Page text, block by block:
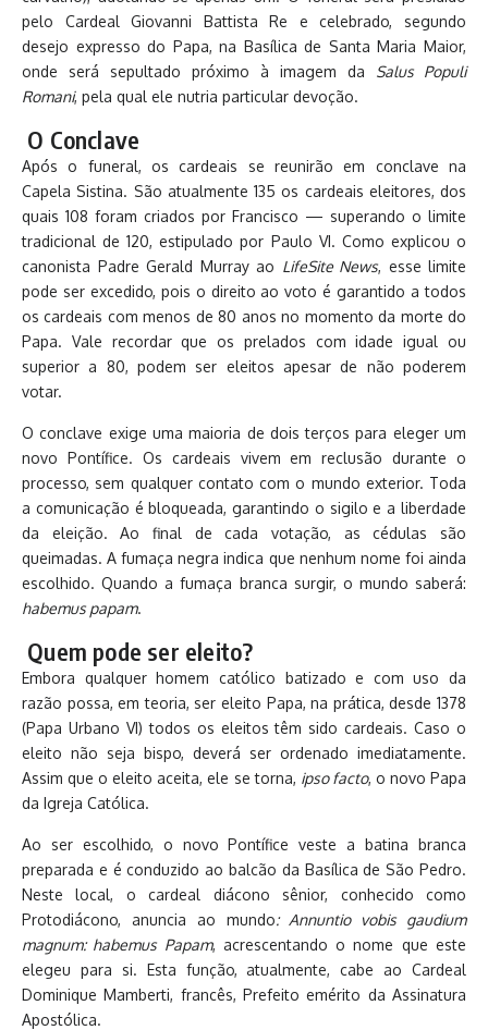
pelo Cardeal Giovanni Battista Re e celebrado, segundo
desejo expresso do Papa, na Basílica de Santa Maria Maior,
onde será sepultado próximo à imagem da Salus Populi
Romani, pela qual ele nutria particular devoção.
O Conclave
Após o funeral, os cardeais se reunirão em conclave na
Capela Sistina. São atualmente 135 os cardeais eleitores, dos
quais 108 foram criados por Francisco — superando o limite
tradicional de 120, estipulado por Paulo VI. Como explicou o
canonista Padre Gerald Murray ao LifeSite News, esse limite
pode ser excedido, pois o direito ao voto é garantido a todos
os cardeais com menos de 80 anos no momento da morte do
Papa. Vale recordar que os prelados com idade igual ou
superior a 80, podem ser eleitos apesar de não poderem
votar.
O conclave exige uma maioria de dois terços para eleger um
novo Pontífice. Os cardeais vivem em reclusão durante o
processo, sem qualquer contato com o mundo exterior. Toda
a comunicação é bloqueada, garantindo o sigilo e a liberdade
da eleição. Ao final de cada votação, as cédulas são
queimadas. A fumaça negra indica que nenhum nome foi ainda
escolhido. Quando a fumaça branca surgir, o mundo saberá:
habemus papam.
Quem pode ser eleito?
Embora qualquer homem católico batizado e com uso da
razão possa, em teoria, ser eleito Papa, na prática, desde 1378
(Papa Urbano VI) todos os eleitos têm sido cardeais. Caso o
eleito não seja bispo, deverá ser ordenado imediatamente.
Assim que o eleito aceita, ele se torna, ipso facto, o novo Papa
da Igreja Católica.
Ao ser escolhido, o novo Pontífice veste a batina branca
preparada e é conduzido ao balcão da Basílica de São Pedro.
Neste local, o cardeal diácono sênior, conhecido como
Protodiácono, anuncia ao mundo: Annuntio vobis gaudium
magnum: habemus Papam, acrescentando o nome que este
elegeu para si. Esta função, atualmente, cabe ao Cardeal
Dominique Mamberti, francês, Prefeito emérito da Assinatura
Apostólica.